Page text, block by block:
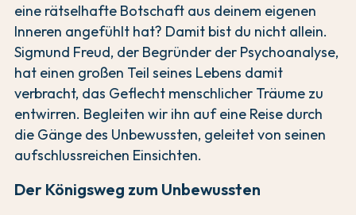
eine rätselhafte Botschaft aus deinem eigenen
Inneren angefühlt hat? Damit bist du nicht allein.
Sigmund Freud, der Begründer der Psychoanalyse,
hat einen großen Teil seines Lebens damit
verbracht, das Geflecht menschlicher Träume zu
entwirren. Begleiten wir ihn auf eine Reise durch
die Gänge des Unbewussten, geleitet von seinen
aufschlussreichen Einsichten.
Der Königsweg zum Unbewussten